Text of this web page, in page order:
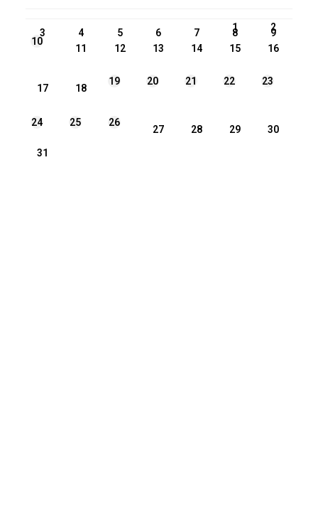
1 2
3 4 5 6 7 8 9
10
11 12 13 14 15 16
17 18
19 20 21 22 23
24 25 26
27 28 29 30
31